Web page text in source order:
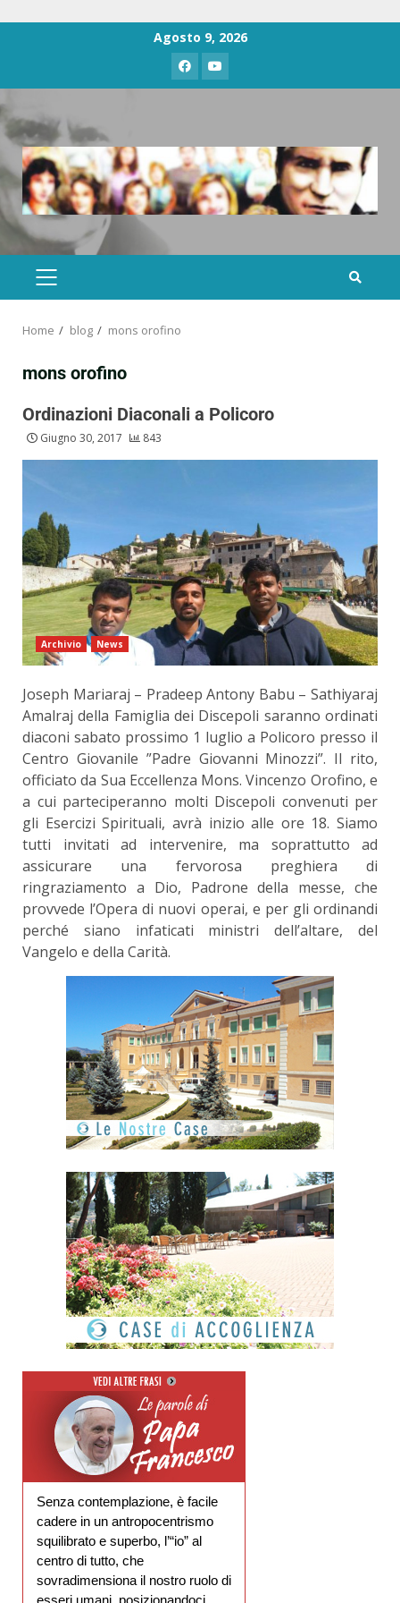
Agosto 9, 2026
Home blog mons orofino
mons orofino
Ordinazioni Diaconali a Policoro
Giugno 30, 2017 843
Archivio News
Joseph Mariaraj – Pradeep Antony Babu – Sathiyaraj
Amalraj della Famiglia dei Discepoli saranno ordinati
diaconi sabato prossimo 1 luglio a Policoro presso il
Centro Giovanile ”Padre Giovanni Minozzi”. Il rito,
officiato da Sua Eccellenza Mons. Vincenzo Orofino, e
a cui parteciperanno molti Discepoli convenuti per
gli Esercizi Spirituali, avrà inizio alle ore 18. Siamo
tutti invitati ad intervenire, ma soprattutto ad
assicurare una fervorosa preghiera di
ringraziamento a Dio, Padrone della messe, che
provvede l’Opera di nuovi operai, e per gli ordinandi
perché siano infaticati ministri dell’altare, del
Vangelo e della Carità.
Senza contemplazione, è facile
cadere in un antropocentrismo
squilibrato e superbo, l’“io” al
centro di tutto, che
sovradimensiona il nostro ruolo di
esseri umani, posizionandoci